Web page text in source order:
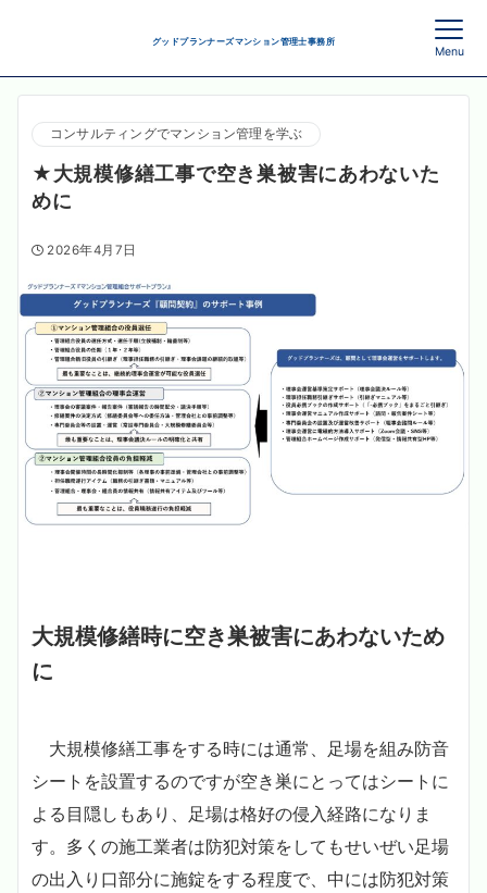
グッドプランナーズマンション管理士事務所
Menu
コンサルティングでマンション管理を学ぶ
★大規模修繕工事で空き巣被害にあわないた
めに
2026年4月7日
大規模修繕時に空き巣被害にあわないため
に
大規模修繕工事をする時には通常、足場を組み防音
シートを設置するのですが空き巣にとってはシートに
よる目隠しもあり、足場は格好の侵入経路になりま
す。多くの施工業者は防犯対策をしてもせいぜい足場
の出入り口部分に施錠をする程度で、中には防犯対策